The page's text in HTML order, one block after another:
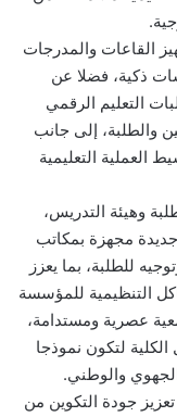
القاعات والمدرجات
ذكية، فضلا عن
التعليم الرقمي
والطلبة، إلى جانب
التعليمية
وهيئة التدريس،
مجهزة بمكاتب
للطلبة، بما يعزز
التنظيمية للمؤسسة
عصرية ومستدامة،
لتكون نموذجا
والوطني.
جودة التكوين من